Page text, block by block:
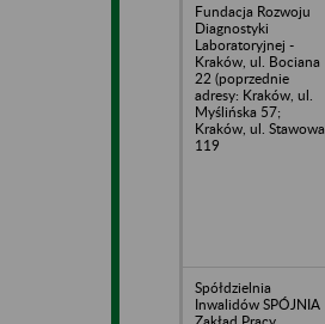
Fundacja Rozwoju
Diagnostyki
Laboratoryjnej -
Kraków, ul. Bociana
22 (poprzednie
adresy: Kraków, ul.
Myślińska 57;
Kraków, ul. Stawowa
119
Spółdzielnia
Inwalidów SPÓJNIA